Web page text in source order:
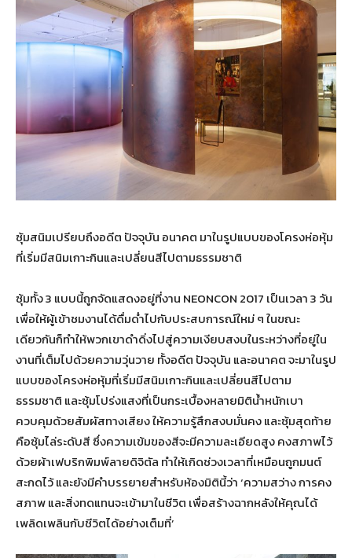
ซุ้มสนิมเปรียบถึงอดีต ปัจจุบัน อนาคต มาในรูปแบบของโครงห่อหุ้ม
ที่เริ่มมีสนิมเกาะกินและเปลี่ยนสีไปตามธรรมชาติ
ซุ้มทั้ง 3 แบบนี้ถูกจัดแสดงอยู่ที่งาน NEONCON 2017 เป็นเวลา 3 วัน
เพื่อให้ผู้เข้าชมงานได้ดื่มด่ำไปกับประสบการณ์ใหม่ ๆ ในขณะ
เดียวกันก็ทำให้พวกเขาดำดิ่งไปสู่ความเงียบสงบในระหว่างที่อยู่ใน
งานที่เต็มไปด้วยความวุ่นวาย ทั้งอดีต ปัจจุบัน และอนาคต จะมาในรูป
แบบของโครงห่อหุ้มที่เริ่มมีสนิมเกาะกินและเปลี่ยนสีไปตาม
ธรรมชาติ และซุ้มโปร่งแสงที่เป็นกระเบื้องหลายมิติน้ำหนักเบา
ควบคุมด้วยสัมผัสทางเสียง ให้ความรู้สึกสงบมั่นคง และซุ้มสุดท้าย
คือซุ้มไล่ระดับสี ซึ่งความเข้มของสีจะมีความละเอียดสูง คงสภาพไว้
ด้วยผ้าเฟบริกพิมพ์ลายดิจิตัล ทำให้เกิดช่วงเวลาที่เหมือนถูกมนต์
สะกดไว้ และยังมีคำบรรยายสำหรับห้องมิตินี้ว่า ‘ความสว่าง การคง
สภาพ และสิ่งทดแทนจะเข้ามาในชีวิต เพื่อสร้างฉากหลังให้คุณได้
เพลิดเพลินกับชีวิตได้อย่างเต็มที่’